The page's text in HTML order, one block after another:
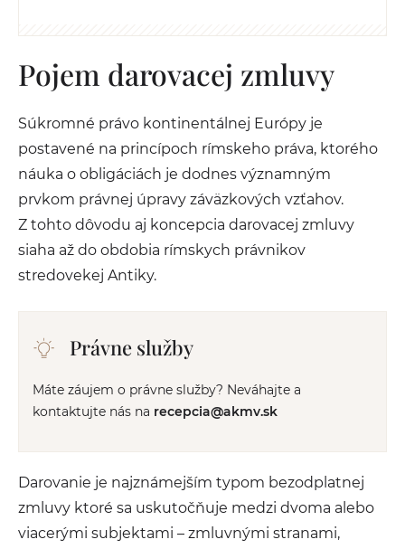
Pojem darovacej zmluvy
Súkromné právo kontinentálnej Európy je
postavené na princípoch rímskeho práva, ktorého
náuka o obligáciách je dodnes významným
prvkom právnej úpravy záväzkových vzťahov.
Z tohto dôvodu aj koncepcia darovacej zmluvy
siaha až do obdobia rímskych právnikov
stredovekej Antiky.
Právne služby
Máte záujem o právne služby? Neváhajte a
kontaktujte nás na recepcia@akmv.sk
Darovanie je najznámejším typom bezodplatnej
zmluvy ktoré sa uskutočňuje medzi dvoma alebo
viacerými subjektami – zmluvnými stranami,